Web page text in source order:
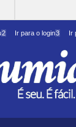
2 Ir para o login3 Ir